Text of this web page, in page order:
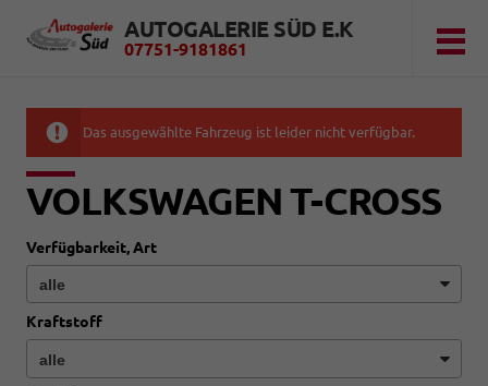
AUTOGALERIE SÜD E.K
07751-9181861
Das ausgewählte Fahrzeug ist leider nicht verfügbar.
VOLKSWAGEN T-CROSS
Verfügbarkeit, Art
Kraftstoff